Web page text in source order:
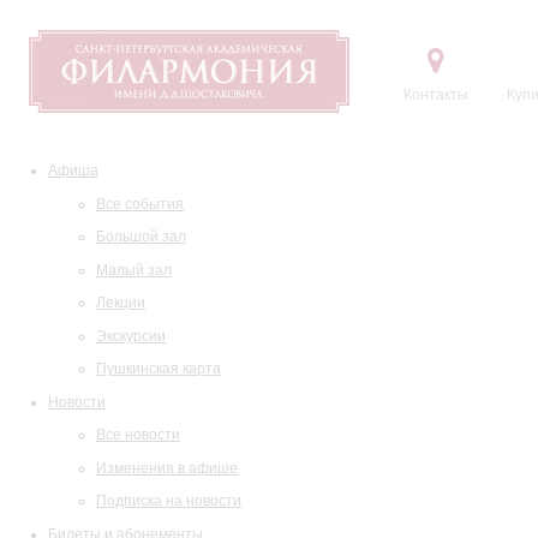
Контакты
Афиша
Все события
Большой зал
Малый зал
Лекции
Экскурсии
Пушкинская карта
Новости
Все новости
Изменения в афише
Подписка на новости
Билеты и абонементы